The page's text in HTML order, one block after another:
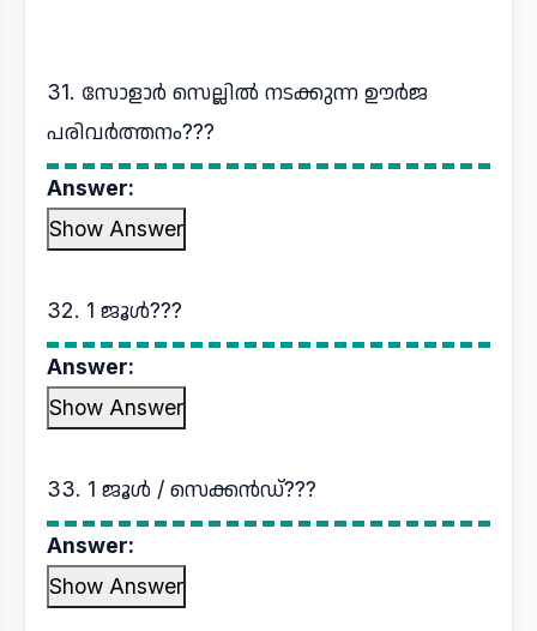
31. സോളാർ സെല്ലിൽ നടക്കുന്ന ഊർജ
പരിവർത്തനം???
Answer:
Show Answer
32. 1 ജൂൾ???
Answer:
Show Answer
33. 1 ജൂൾ / സെക്കൻഡ്???
Answer:
Show Answer